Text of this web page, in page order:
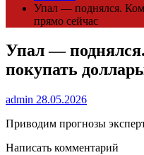
Упал — поднялся.
прямо сейчас
Упал —
покупать
admin 28.05.2026
Приводим прогнозы
Написать комментарий